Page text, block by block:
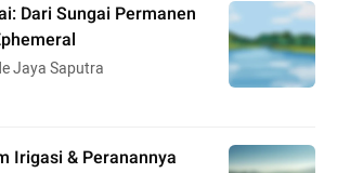
Dari Sungai Permanen
Jaya Saputra
Irigasi & Peranannya